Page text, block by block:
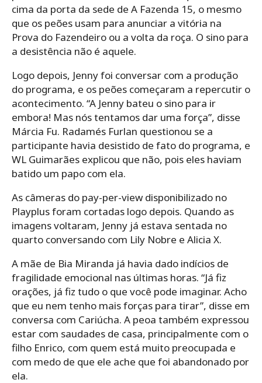
cima da porta da sede de A Fazenda 15, o mesmo
que os peões usam para anunciar a vitória na
Prova do Fazendeiro ou a volta da roça. O sino para
a desistência não é aquele.
Logo depois, Jenny foi conversar com a produção
do programa, e os peões começaram a repercutir o
acontecimento. “A Jenny bateu o sino para ir
embora! Mas nós tentamos dar uma força”, disse
Márcia Fu. Radamés Furlan questionou se a
participante havia desistido de fato do programa, e
WL Guimarães explicou que não, pois eles haviam
batido um papo com ela.
As câmeras do pay-per-view disponibilizado no
Playplus foram cortadas logo depois. Quando as
imagens voltaram, Jenny já estava sentada no
quarto conversando com Lily Nobre e Alicia X.
A mãe de Bia Miranda já havia dado indícios de
fragilidade emocional nas últimas horas. “Já fiz
orações, já fiz tudo o que você pode imaginar. Acho
que eu nem tenho mais forças para tirar”, disse em
conversa com Cariúcha. A peoa também expressou
estar com saudades de casa, principalmente com o
filho Enrico, com quem está muito preocupada e
com medo de que ele ache que foi abandonado por
ela.